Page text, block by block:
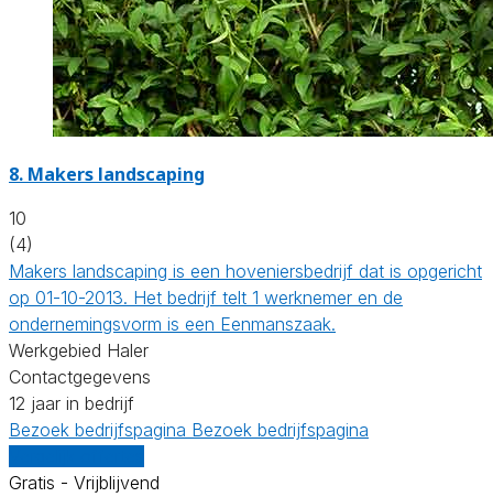
8. Makers landscaping
10
(4)
Makers landscaping is een hoveniersbedrijf dat is opgericht
op 01-10-2013. Het bedrijf telt 1 werknemer en de
ondernemingsvorm is een Eenmanszaak.
Werkgebied Haler
Contactgegevens
12 jaar in bedrijf
Bezoek bedrijfspagina Bezoek bedrijfspagina
Gratis - Vrijblijvend